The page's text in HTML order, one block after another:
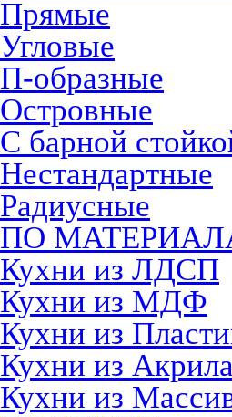
Прямые
Угловые
П-образные
Островные
С барной
Нестандартные
Радиусные
ПО
Кухни из ЛДСП
Кухни из МДФ
Кухни из
Кухни из Акрила
Кухни из